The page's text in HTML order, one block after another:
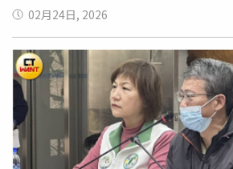
提出、要求退還已繳關稅的案件。在
在最高法院裁決前提起訴訟，要求退
高法院20日裁定，川普依據《國際緊
（International Emergency Economic
IEEPA）所實施的關稅措施違法。聯邦
易法院」（Court of International
法院20日的裁決指出，該法院對
權」（exclusive jurisdiction）。訴狀
告全額退還原告已向美國支付的所有
02月24日, 2026